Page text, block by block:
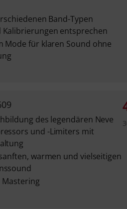
Band-Typen
Kalibrierungen entsprechen
Mode für klaren Sound ohne
des legendären Neve
und -Limiters mit
warmen und vielseitigen